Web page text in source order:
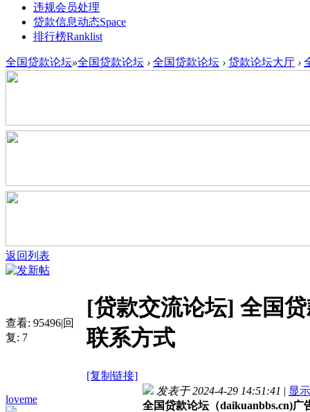
违规会员处理
贷款信息动态Space
排行榜Ranklist
全国贷款论坛»全国贷款论坛 › 全国贷款论坛 › 贷款论坛大厅 ›
返回列表
查看: 95496|回
复: 7
[贷款交流论坛] 全国
联系方式
[复制链接]
loveme
发表于 2024-4-29 14:51:41 | 显
全国贷款论坛（daikuanbbs.cn)广